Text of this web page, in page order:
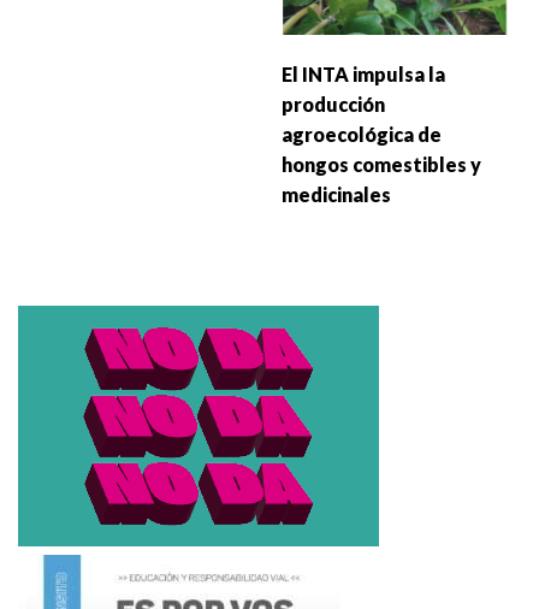
El INTA impulsa la
producción
agroecológica de
hongos comestibles y
medicinales